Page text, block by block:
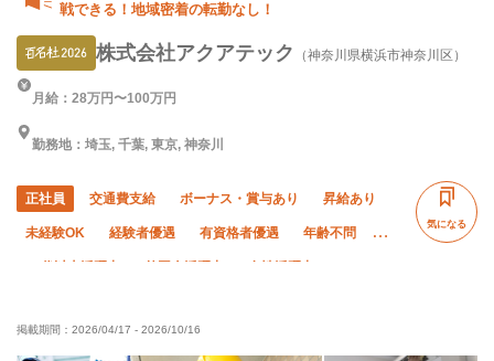
戦できる！地域密着の転勤なし！
株式会社アクアテック （神奈川県横浜市神奈川区）
月給：28万円〜100万円
勤務地：埼玉, 千葉, 東京, 神奈川
正社員 交通費支給 ボーナス・賞与あり 昇給あり
未経験OK 経験者優遇 有資格者優遇 年齢不問
社会保険完備 制服貸与
気になる
掲載期間： 2026/04/17 - 2026/10/16